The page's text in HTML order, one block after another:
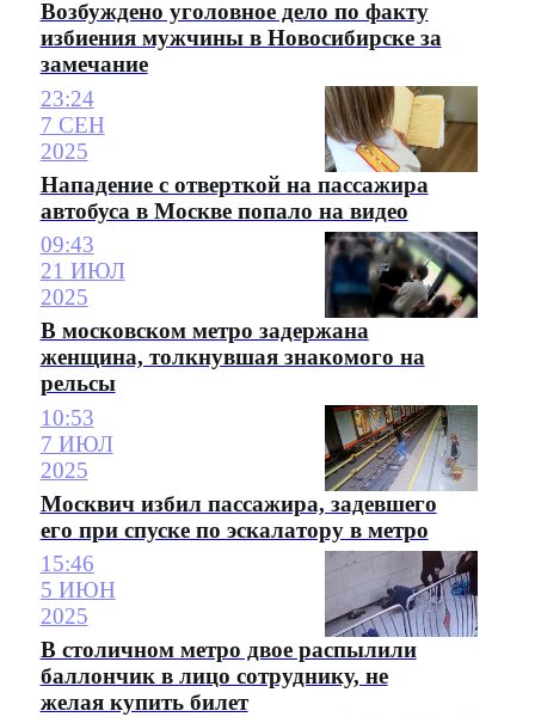
Возбуждено уголовное дело по факту
избиения мужчины в Новосибирске за
замечание
23:24
7 СЕН
2025
Нападение с отверткой на пассажира
автобуса в Москве попало на видео
09:43
21 ИЮЛ
2025
В московском метро задержана
женщина, толкнувшая знакомого на
рельсы
10:53
7 ИЮЛ
2025
Москвич избил пассажира, задевшего
его при спуске по эскалатору в метро
15:46
5 ИЮН
2025
В столичном метро двое распылили
баллончик в лицо сотруднику, не
желая купить билет